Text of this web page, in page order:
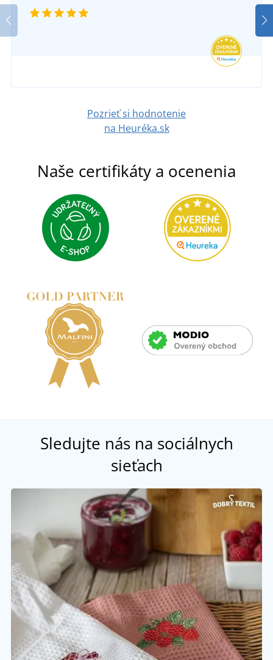
Pozrieť si hodnotenie
na Heuréka.sk
Naše certifikáty a ocenenia
Sledujte nás na sociálnych
sieťach